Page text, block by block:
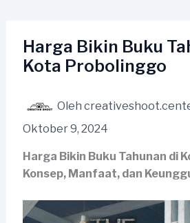
kontenHarga Bikin Buku
Kota Probolinggo
Oleh
Oktober 9, 2024
Harga Bikin Buku Tahunan di
Konsep, Manfaat, dan